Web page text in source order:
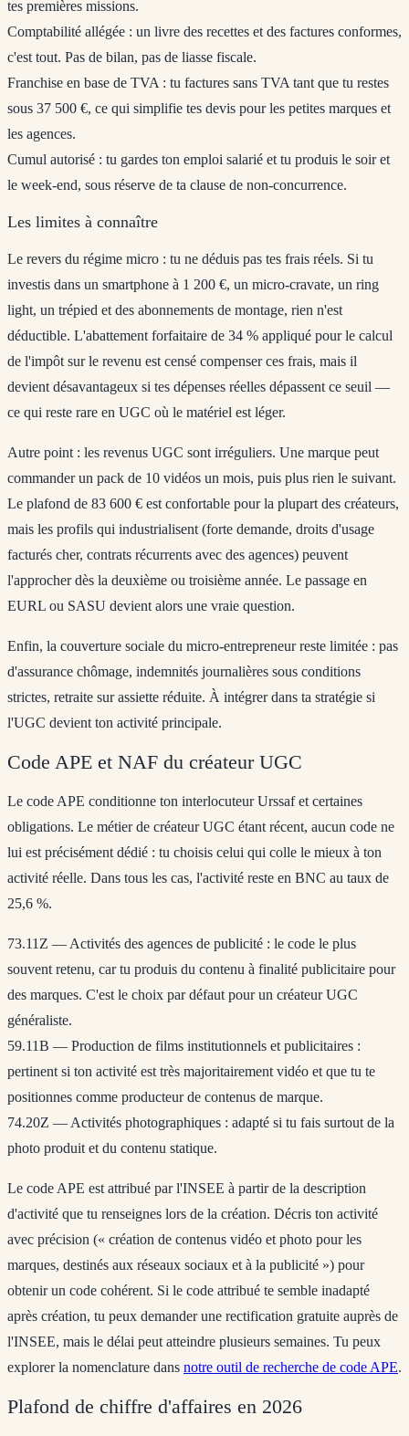
tes premières missions.
Comptabilité allégée : un livre des recettes et des factures conformes,
c'est tout. Pas de bilan, pas de liasse fiscale.
Franchise en base de TVA : tu factures sans TVA tant que tu restes
sous 37 500 €, ce qui simplifie tes devis pour les petites marques et
les agences.
Cumul autorisé : tu gardes ton emploi salarié et tu produis le soir et
le week-end, sous réserve de ta clause de non-concurrence.
Les limites à connaître
Le revers du régime micro : tu ne déduis pas tes frais réels. Si tu
investis dans un smartphone à 1 200 €, un micro-cravate, un ring
light, un trépied et des abonnements de montage, rien n'est
déductible. L'abattement forfaitaire de 34 % appliqué pour le calcul
de l'impôt sur le revenu est censé compenser ces frais, mais il
devient désavantageux si tes dépenses réelles dépassent ce seuil —
ce qui reste rare en UGC où le matériel est léger.
Autre point : les revenus UGC sont irréguliers. Une marque peut
commander un pack de 10 vidéos un mois, puis plus rien le suivant.
Le plafond de 83 600 € est confortable pour la plupart des créateurs,
mais les profils qui industrialisent (forte demande, droits d'usage
facturés cher, contrats récurrents avec des agences) peuvent
l'approcher dès la deuxième ou troisième année. Le passage en
EURL ou SASU devient alors une vraie question.
Enfin, la couverture sociale du micro-entrepreneur reste limitée : pas
d'assurance chômage, indemnités journalières sous conditions
strictes, retraite sur assiette réduite. À intégrer dans ta stratégie si
l'UGC devient ton activité principale.
Code APE et NAF du créateur UGC
Le code APE conditionne ton interlocuteur Urssaf et certaines
obligations. Le métier de créateur UGC étant récent, aucun code ne
lui est précisément dédié : tu choisis celui qui colle le mieux à ton
activité réelle. Dans tous les cas, l'activité reste en BNC au taux de
25,6 %.
73.11Z — Activités des agences de publicité : le code le plus
souvent retenu, car tu produis du contenu à finalité publicitaire pour
des marques. C'est le choix par défaut pour un créateur UGC
généraliste.
59.11B — Production de films institutionnels et publicitaires :
pertinent si ton activité est très majoritairement vidéo et que tu te
positionnes comme producteur de contenus de marque.
74.20Z — Activités photographiques : adapté si tu fais surtout de la
photo produit et du contenu statique.
Le code APE est attribué par l'INSEE à partir de la description
d'activité que tu renseignes lors de la création. Décris ton activité
avec précision (« création de contenus vidéo et photo pour les
marques, destinés aux réseaux sociaux et à la publicité ») pour
obtenir un code cohérent. Si le code attribué te semble inadapté
après création, tu peux demander une rectification gratuite auprès de
l'INSEE, mais le délai peut atteindre plusieurs semaines. Tu peux
explorer la nomenclature dans notre outil de recherche de code APE.
Plafond de chiffre d'affaires en 2026